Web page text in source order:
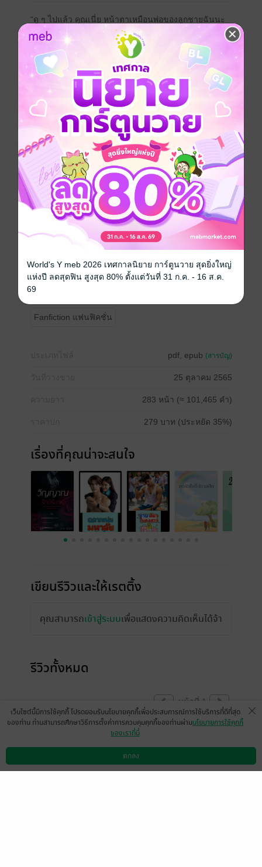
“ดู ๆ ไปแล้ว คุณเนี่ย หน้าตาเหมือนพ่อของลูกชายฉันนะ
คะ คิก ๆ”
เธอคนนี้เป็นเด็กสาวใจแตกที่เข้ามาในชีวิตผมเพียงแค่
ระยะเวลาสั้น ๆ เท่านั้นเมื่อหลายปีก่อน ซึ่งผมไม่รู้แม้
กระทั่งชื่อเล่นของเธอเลยด้วยซ้ำ ทว่าความทรงจำทุกอย่าง
ที่เกี่ยวข้องกับเธอ มันกลับตราตรึงในใจจนผมไม่สามารถ
ลบเลือนมันออกไปได้
ผมไม่รู้เลยว่าตนเองควรจะรู้สึกอย่างไรต่อเธอดี และผมก็
ไม่รู้เลยว่าตนเองควรจะจัดการกับปัญหาใหญ่หลวงอย่างไร
กันแน่
ผมเผลอไผลไปมีความสัมพันธ์ลึกซึ้งกับแฟนคลับ แล้วเธอก็
ตั้งท้องขึ้นมา จากนั้นผมก็เหมือนวัวสันหลังหวะที่เอาแต่
หวาดระแวง กลัวว่าสักวันจะโดนแฉ
ให้ตายเถอะ จะไม่ให้ผมกลัวได้อย่างไร เพราะนอกจากผม
จะพรากผู้เยาว์แล้ว เธอยังรอให้ตัวเองคลอดก่อน เธอถึงจะ
ยอมบอกเรื่องลูกให้ผมทราบ และไม่เพียงแค่นั้นนะ เธอยัง
แบล็คเมล์ผมอีกต่างหาก
ดังนั้นไม่แปลกหรอก เมื่อพอสบโอกาส ผมก็ทิ้งเธอกับลูกไป
อย่างไม่ไยดีเลยแม้แต่น้อย
นั่นเป็นเพราะเธอเป็นยัยปีศาจไงล่ะ เธอเป็นเด็กสาว
ร้ายกาจและมีความน่ากลัวจนผมสัมผัสได้
“จะพูดจะจาอะไรก็ระวังปากด้วย เพราะก่อนหน้านี้เราสอง
คนไม่เคยรู้จักกันสักหน่อย!”
Fanfiction แฟนฟิคชั่น
pdf, epub (สารบัญ)
25 ตุลาคม 2565
283 หน้า (≈ 101,465 คำ)
279 บาท (ประหยัด 35%)
เรื่องที่คุณน่าจะสนใจ
เขียนรีวิวและให้เรตติ้ง
คุณสามารถเข้าสู่ระบบเพื่อแสดงความคิดเห็นได้จ้า
รีวิวทั้งหมด
หน้าที่ 1
ดาวน์โหลดแอป วิธีการใช้งาน ติดต่อเรา
เว็บไซต์นี้มีการใช้คุกกี้ โปรดยอมรับนโยบายคุกกี้เพื่อประสบการณ์การใช้บริการที่ดีที่สุด
ของท่าน ท่านสามารถศึกษาวิธีการตั้งค่าการควบคุมคุกกี้ของท่านผ่านนโยบายการใช้คุกกี้
ของเราที่นี่
ตกลง
World's Y meb 2026 เทศกาลนิยาย การ์ตูนวาย สุดยิ่งใหญ่
แห่งปี ลดสุดฟิน สูงสุด 80% ตั้งแต่วันที่ 31 ก.ค. - 16 ส.ค.
69